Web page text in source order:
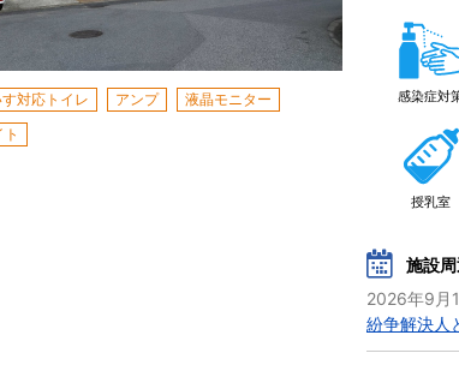
対応トイレ アンプ
液晶モニター
感染症対
授乳室
施設
2026年9月
紛争解決人